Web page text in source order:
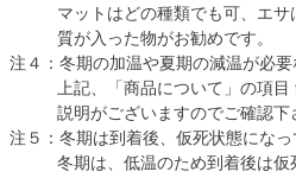
マットはどの種類でも可、エ
質が入った物がお勧めです。
注４：冬期の加温や夏期の減温が必要
上記、「商品について」の項
説明がございますのでご確認下
注５：冬期は到着後、仮死状態になっ
冬期は、低温のため到着後は